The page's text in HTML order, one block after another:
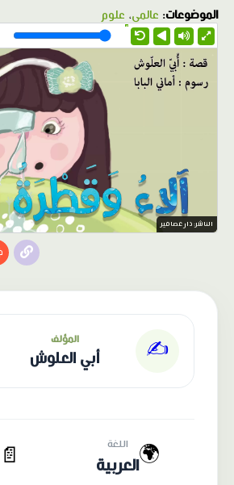
الموضوعات: عالمي، علوم
1.0X
الناشر: دار عصافير
✍️ المؤلف
أبي العلوش
🌍 اللغة
العربية 📄